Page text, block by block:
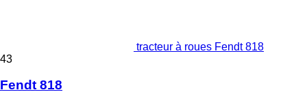
tracteur à roues Fendt 818
43
Fendt 818